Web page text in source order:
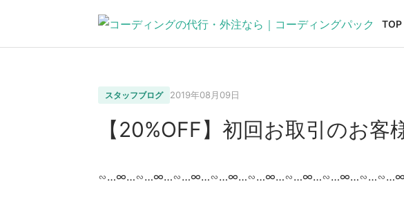
TOP
スタッフブログ 2019年08月09日
【20%OFF】初回お取引のお客